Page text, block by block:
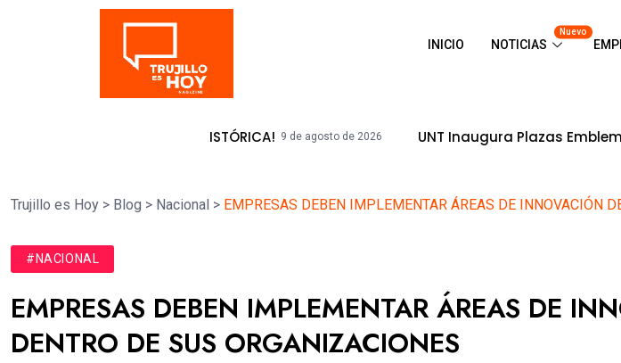
INICIO NOTICIAS
Nuevo
9 de agosto de 2026 UNT Inaugura Plazas Emblemáticas Y
Trujillo es Hoy > Blog > Nacional > EMPRESAS DEBEN IMPLEMENTAR ÁREAS DE INNOVACIÓN
#NACIONAL
EMPRESAS DEBEN IMPLEMENTAR ÁREAS DE
DENTRO DE SUS ORGANIZACIONES